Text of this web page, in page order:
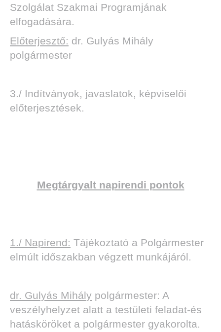
Szolgálat Szakmai Programjának
elfogadására.
Előterjesztő: dr. Gulyás Mihály
polgármester
3./ Indítványok, javaslatok, képviselői
előterjesztések.
Megtárgyalt napirendi pontok
1./ Napirend: Tájékoztató a Polgármester
elmúlt időszakban végzett munkájáról.
dr. Gulyás Mihály polgármester: A
veszélyhelyzet alatt a testületi feladat-és
hatásköröket a polgármester gyakorolta.